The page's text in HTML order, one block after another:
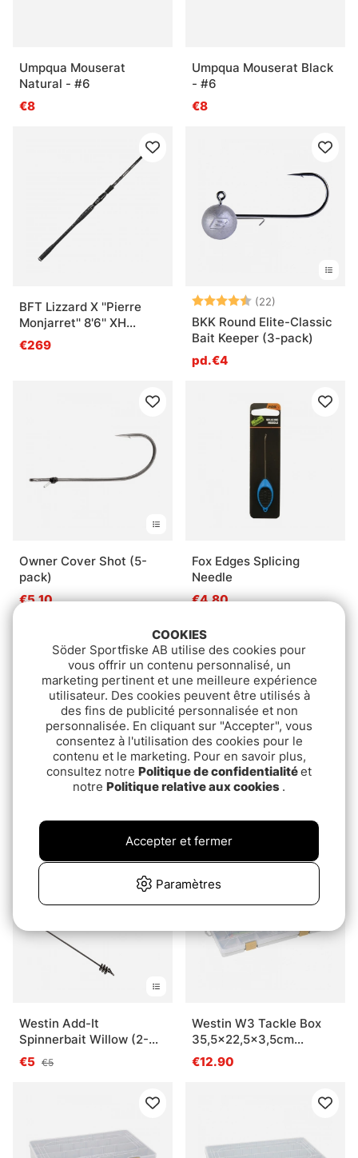
Umpqua Mouserat
Natural - #6
€8
Umpqua Mouserat Black
- #6
€8
BFT Lizzard X ''Pierre
Monjarret'' 8'6'' XH
-200g, 2 pcs
€269
Note: (22)
BKK Round Elite-Classic
Bait Keeper (3-pack)
pd.€4
Owner Cover Shot (5-
pack)
€5.10
Fox Edges Splicing
Needle
€4.80
€79.90
€17.90
Westin Add-It
Spinnerbait Willow (2-
pack)
€5 €5
Westin W3 Tackle Box
35,5x22,5x3,5cm
Grey/Clear
€12.90
COOKIES
Söder Sportfiske AB utilise des cookies pour
vous offrir un contenu personnalisé, un
marketing pertinent et une meilleure expérience
utilisateur. Des cookies peuvent être utilisés à
des fins de publicité personnalisée et non
personnalisée. En cliquant sur "Accepter", vous
consentez à l'utilisation des cookies pour le
contenu et le marketing. Pour en savoir plus,
consultez notre Politique de confidentialitéet
notre Politique relative aux cookies .
Paramètres
Accepter et fermer